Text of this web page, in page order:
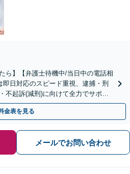
ら】【弁護士待機中/当日中の電話相
日対応のスピード重視、逮捕・刑
不起訴(減刑)に向けて全力でサポー
】
金表を見る
メールでお問い合わせ